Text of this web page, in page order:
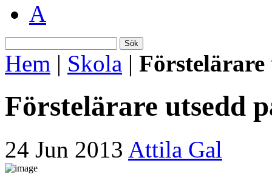
A
Sök
Hem | Skola |
Förstelärare utsedd
24 Jun 2013 Attila Gal